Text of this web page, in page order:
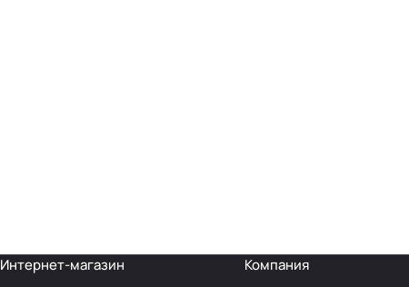
Интернет-магазин Компания